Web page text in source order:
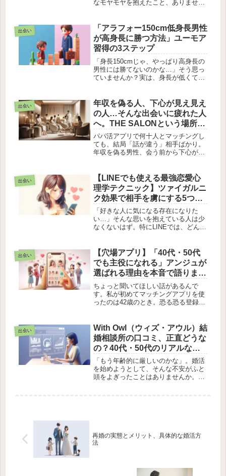
なモヤモヤを抱えたこと、ありません
う」と、心の奥にしまい込んでいる感
情があるかもしれません。実はその悩
み、...
出会い
「アラフォー150cm低身長男性
が高身長に勝つ方法」ユーモア
習得の3ステップ
「身長150cmじゃ、やっぱり高身長の
男性には勝てないのかな…」そう思っ
ていませんか？実は、身長が低くても
武器を身につけていることなんです。
でも、ただ面白いことを言えばいい...
出会い
年収を偽る人、下心が見え見え
の人…そんな出会いに疲れた人
へ。THE SALONという場所と
は？
パパ活アプリで何十人とマッチングし
ても、結局「話が違う」相手ばかり。
年収を偽る男性、会う前から下心が見
「出会う場所選び」で解決できます。
この記事では、銀座の完全会員制パパ
活サ...
出会い
【LINEでも使える最強恋愛心
理学テクニック】ツァイガルニ
ク効果で相手を虜にする5つの
極意
「好きな人に気になる存在になりた
い…」そんな思いを抱えている人は少
なくないはず。特にLINEでは、どんな
います。でも、心理学の「ツァイガル
ニク効果」を味方につければ、相手
の...
出会い
【穴場アプリ】「40代・50代
でも主役になれる」アンジュが
選ばれる理由を本音で語ります
【旧aocca・30歳以上限定の恋
活・婚活アプリ】（R18）
ちょっと聞いてほしい話があるんで
す。私が初めてマッチングアプリを使
ったのは42歳のとき。恐る恐る登録し
んどじゃないですか」何十件いいねを
送っても反応がない。運よくマッチ
ン...
出会い
With Owl（ウィズ・アウル）結
婚相談所の口コミ、正直どうな
の？40代・50代のリアルな評
判を調べてみた
「もう年齢的に厳しいのかな」。婚活
を始めようとして、そんな不安がふと
頭をよぎったことはありませんか。マ
再婚の実態とメリット、具体的な婚活方
法